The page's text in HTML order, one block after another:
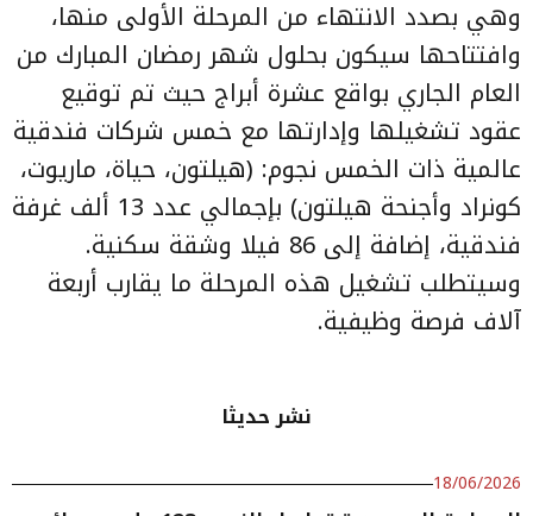
وهي بصدد الانتهاء من المرحلة الأولى منها،
وافتتاحها سيكون بحلول شهر رمضان المبارك من
العام الجاري بواقع عشرة أبراج حيث تم توقيع
عقود تشغيلها وإدارتها مع خمس شركات فندقية
عالمية ذات الخمس نجوم: (هيلتون، حياة، ماريوت،
كونراد وأجنحة هيلتون) بإجمالي عدد 13 ألف غرفة
فندقية، إضافة إلى 86 فيلا وشقة سكنية.
وسيتطلب تشغيل هذه المرحلة ما يقارب أربعة
آلاف فرصة وظيفية.
نشر حديثا
18/06/2026